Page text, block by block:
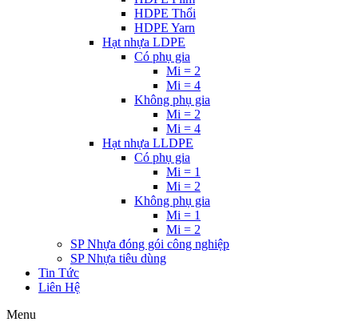
HDPE Thổi
HDPE Yarn
Hạt nhựa LDPE
Có phụ gia
Mi = 2
Mi = 4
Không phụ gia
Mi = 2
Mi = 4
Hạt nhựa LLDPE
Có phụ gia
Mi = 1
Mi = 2
Không phụ gia
Mi = 1
Mi = 2
SP Nhựa đóng gói công nghiệp
SP Nhựa tiêu dùng
Tin Tức
Liên Hệ
Menu